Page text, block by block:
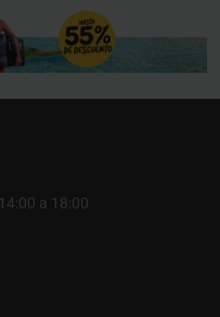
a 18:00